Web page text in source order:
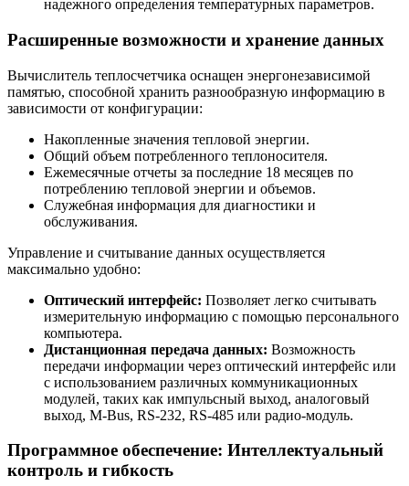
надежного определения температурных параметров.
Расширенные возможности и хранение данных
Вычислитель теплосчетчика оснащен энергонезависимой
памятью, способной хранить разнообразную информацию в
зависимости от конфигурации:
Накопленные значения тепловой энергии.
Общий объем потребленного теплоносителя.
Ежемесячные отчеты за последние 18 месяцев по
потреблению тепловой энергии и объемов.
Служебная информация для диагностики и
обслуживания.
Управление и считывание данных осуществляется
максимально удобно:
Оптический интерфейс: Позволяет легко считывать
измерительную информацию с помощью персонального
компьютера.
Дистанционная передача данных: Возможность
передачи информации через оптический интерфейс или
с использованием различных коммуникационных
модулей, таких как импульсный выход, аналоговый
выход, M-Bus, RS-232, RS-485 или радио-модуль.
Программное обеспечение: Интеллектуальный
контроль и гибкость